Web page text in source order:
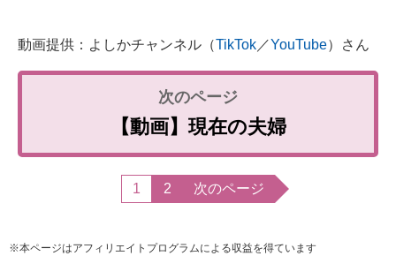
動画提供：よしかチャンネル（TikTok ／YouTube）さん
【動画】現在の夫婦
1 2 次のページ
※本ページはアフィリエイトプログラムによる収益を得ています